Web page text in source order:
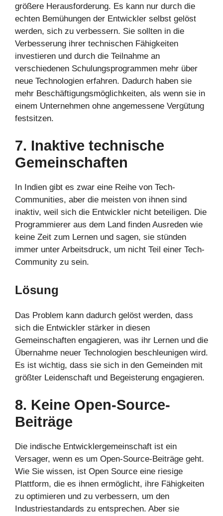
größere Herausforderung. Es kann nur durch die
echten Bemühungen der Entwickler selbst gelöst
werden, sich zu verbessern. Sie sollten in die
Verbesserung ihrer technischen Fähigkeiten
investieren und durch die Teilnahme an
verschiedenen Schulungsprogrammen mehr über
neue Technologien erfahren. Dadurch haben sie
mehr Beschäftigungsmöglichkeiten, als wenn sie in
einem Unternehmen ohne angemessene Vergütung
festsitzen.
7. Inaktive technische
Gemeinschaften
In Indien gibt es zwar eine Reihe von Tech-
Communities, aber die meisten von ihnen sind
inaktiv, weil sich die Entwickler nicht beteiligen. Die
Programmierer aus dem Land finden Ausreden wie
keine Zeit zum Lernen und sagen, sie stünden
immer unter Arbeitsdruck, um nicht Teil einer Tech-
Community zu sein.
Lösung
Das Problem kann dadurch gelöst werden, dass
sich die Entwickler stärker in diesen
Gemeinschaften engagieren, was ihr Lernen und die
Übernahme neuer Technologien beschleunigen wird.
Es ist wichtig, dass sie sich in den Gemeinden mit
größter Leidenschaft und Begeisterung engagieren.
8. Keine Open-Source-
Beiträge
Die indische Entwicklergemeinschaft ist ein
Versager, wenn es um Open-Source-Beiträge geht.
Wie Sie wissen, ist Open Source eine riesige
Plattform, die es ihnen ermöglicht, ihre Fähigkeiten
zu optimieren und zu verbessern, um den
Industriestandards zu entsprechen. Aber sie